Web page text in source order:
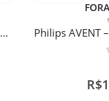
Philips Avent – Mamadeira Pétala 260ml Tigre Com Gravação A Laser
R$